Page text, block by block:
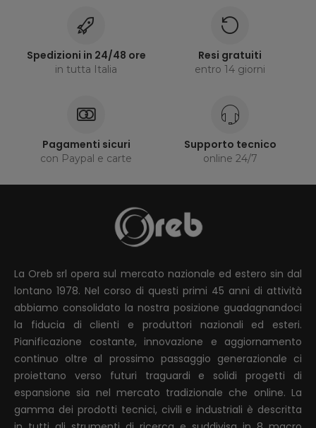
Spedizioni in 24/48 ore
in tutta Italia
Resi gratuiti
entro 14 giorni
Pagamenti sicuri
con Paypal e carte
Supporto tecnico
online 24/7
La Oreb srl opera sul mercato nazionale ed estero sin dal
lontano 1978. Nel corso di questi primi 45 anni di attività
abbiamo consolidato la nostra posizione guadagnandoci
la fiducia di clienti e produttori nazionali ed esteri.
Pianificazione costante, innovazione e aggiornamento
continuo oltre al prossimo passaggio generazionale ci
proiettano verso futuri traguardi e solidi progetti di
espansione sia nel mercato tradizionale che online. La
gamma dei prodotti tecnici, civili e industriali è descritta